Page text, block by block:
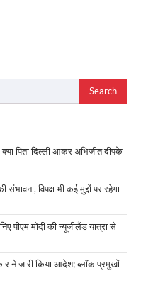
पिता दिल्ली आकर अभिजीत दीपके
विपक्ष भी कई मुद्दों पर रहेगा
पीएम मोदी की न्यूजीलैंड यात्रा से
ने जारी किया आदेश; ब्लॉक प्रमुखों